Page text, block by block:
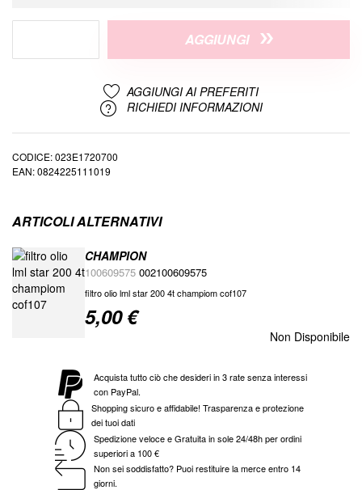
AGGIUNGI
AGGIUNGI AI PREFERITI
RICHIEDI INFORMAZIONI
CODICE 023E1720700
EAN 0824225111019
ARTICOLI ALTERNATIVI
CHAMPION
100609575 002100609575
filtro olio lml star 200 4t champiom cof107
Special
Price
5,00 €
Non Disponibile
Acquista tutto ciò che desideri in 3 rate senza interessi
con PayPal.
Shopping sicuro e affidabile! Trasparenza e protezione
dei tuoi dati
Spedizione veloce e Gratuita in sole 24/48h per ordini
superiori a 100 €
Non sei soddisfatto? Puoi restituire la merce entro 14
giorni.